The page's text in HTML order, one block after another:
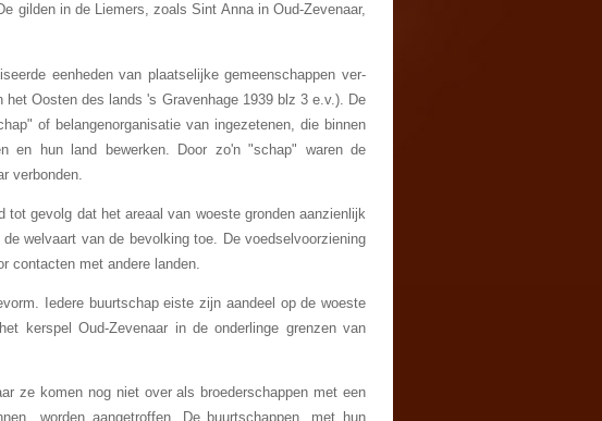
gilden in de Liemers, zoals Sint Anna in Oud-Zevenaar,
eenheden van plaatselijke gemeenschappen ver­
Oosten des lands 's Gravenhage 1939 blz 3 e.v.). De
of belan­genor­ganisatie van ingezetenen, die binnen
en hun land bewerken. Door zo'n "schap" waren de
verbonden.
tot gevolg dat het areaal van woeste gronden aanzienlijk
welvaart van de bevolking toe. De voedselvoorziening
contacten met andere landen.
Iedere buurtschap eiste zijn aandeel op de woeste
kerspel Oud-Zevenaar in de onderlinge grenzen van
ze komen nog niet over als broederschappen met een
worden aangetrof­fen. De buurtschappen, met hun